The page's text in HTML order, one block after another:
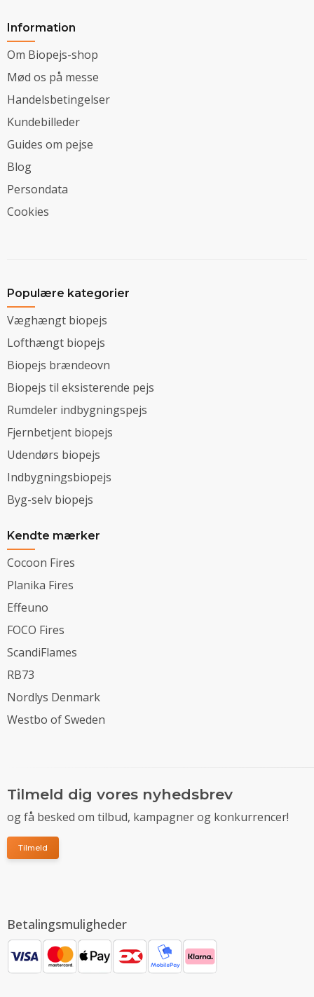
Information
Om Biopejs-shop
Mød os på messe
Handelsbetingelser
Kundebilleder
Guides om pejse
Blog
Persondata
Cookies
Populære kategorier
Væghængt biopejs
Lofthængt biopejs
Biopejs brændeovn
Biopejs til eksisterende pejs
Rumdeler indbygningspejs
Fjernbetjent biopejs
Udendørs biopejs
Indbygningsbiopejs
Byg-selv biopejs
Kendte mærker
Cocoon Fires
Planika Fires
Effeuno
FOCO Fires
ScandiFlames
RB73
Nordlys Denmark
Westbo of Sweden
Tilmeld dig vores nyhedsbrev
og få besked om tilbud, kampagner og konkurrencer!
Tilmeld
Betalingsmuligheder